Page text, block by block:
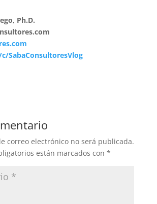
Ph.D.
SabaConsultoresVlog
correo electrónico no será publicada.
están marcados con *